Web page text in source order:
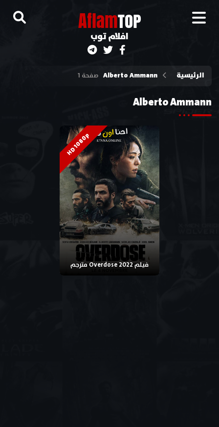
AflamTOP
افلام توب
الرئيسية Alberto Ammann صفحة 1
Alberto Ammann
HD 1080p
فيلم Overdose 2022 مترجم